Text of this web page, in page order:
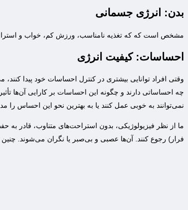
بدن: انرژی جسمانی
مشخص است که که تغذیه نامناسب، ورزش کم، خواب و
احساسات: کیفیت انرژی
‌وقتی افراد توانایی بیشتری در کنترل احساسات خود پیدا کنند،
چه احساساتی دارند و چگونه این احساسات بر کارایی آن‌ها
نمی‌توانند به خوبی عمل کنند یا به بهترین نحو این احساس را
ما از نظر فیزیولوژیکی، بدون استراحت‌های متناوب، قادر به
فرار) رجوع کنند. آن‌ها عصبی و بی‌صبر یا نگران می‌شوند.